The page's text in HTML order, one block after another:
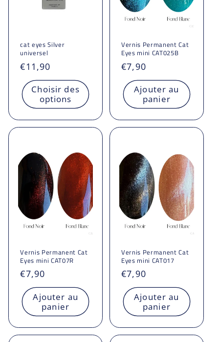
cat eyes Silver
universel
Prix
habituel
€11,90
Choisir des
options
Vernis Permanent Cat
Eyes mini CAT025B
Prix
habituel
€7,90
Ajouter au
panier
Vernis Permanent Cat
Eyes mini CAT07R
Prix
habituel
€7,90
Ajouter au
panier
Vernis Permanent Cat
Eyes mini CAT017
Prix
habituel
€7,90
Ajouter au
panier